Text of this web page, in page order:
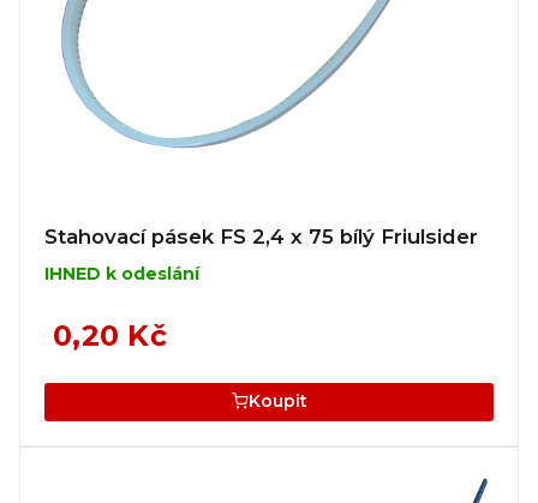
Stahovací pásek FS 2,4 x 75 bílý Friulsider
IHNED k odeslání
0,20 Kč
Koupit